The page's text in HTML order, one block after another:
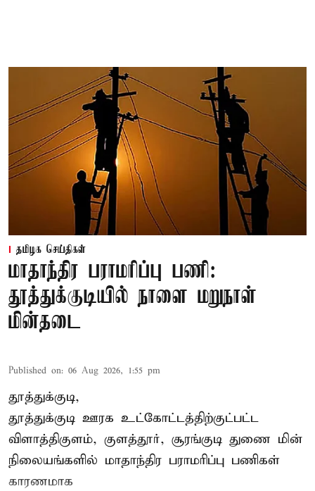
தமிழக செய்திகள்
மாதாந்திர பராமரிப்பு பணி:
தூத்துக்குடியில் நாளை மறுநாள்
மின்தடை
Published on: 06 Aug 2026, 1:55 pm
தூத்துக்குடி,
தூத்துக்குடி ஊரக உட்கோட்டத்திற்குட்பட்ட
விளாத்திகுளம், குளத்தூர், சூரங்குடி துணை மின்
நிலையங்களில் மாதாந்திர பராமரிப்பு பணிகள்
காரணமாக